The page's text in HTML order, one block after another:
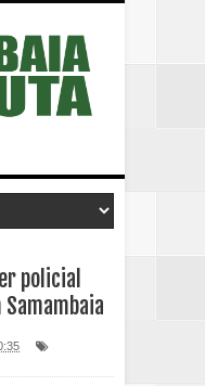
policial